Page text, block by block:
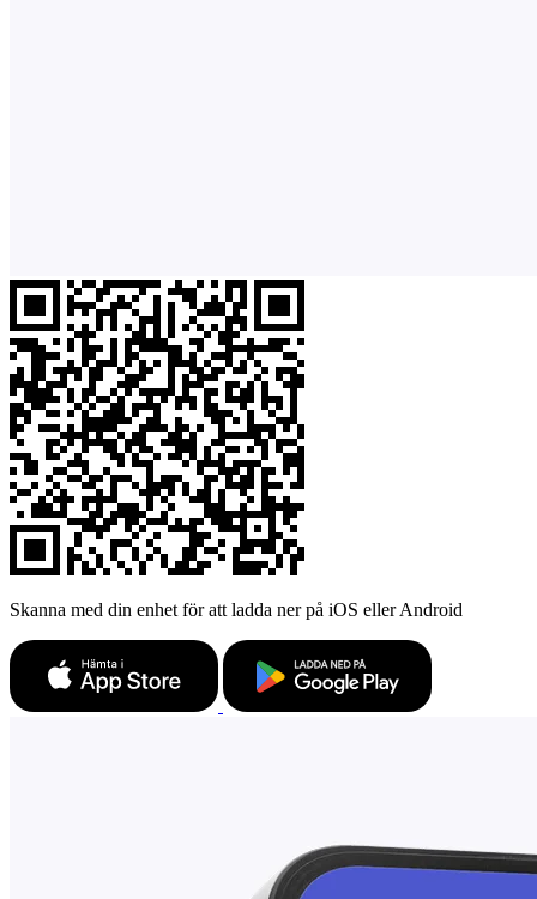
Skanna med din enhet för att ladda ner på iOS eller Android